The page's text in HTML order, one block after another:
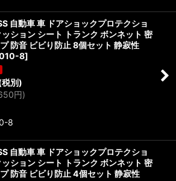
自動車 車 ドアショックプロテクショ
ション シート トランク ボンネット 密
防音 ビビり防止 8個セット 静寂性
8]
税別)
円)
8
自動車 車 ドアショックプロテクショ
ション シート トランク ボンネット 密
防音 ビビり防止 4個セット 静寂性